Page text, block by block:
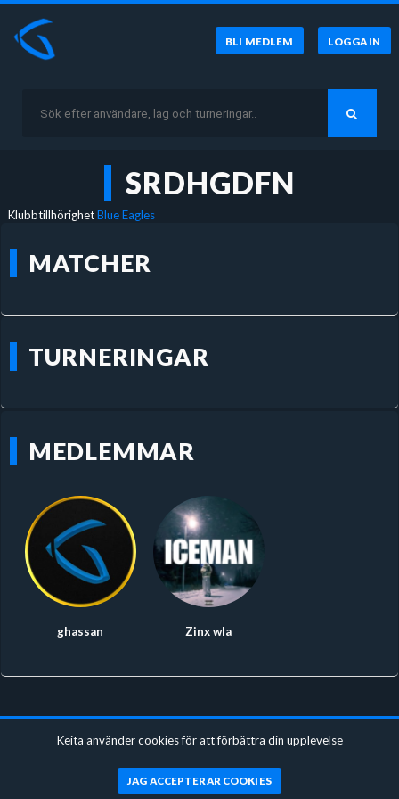
BLI MEDLEM LOGGA IN
SRDHGDFN
KlubbtillhörighetBlue Eagles
MATCHER
TURNERINGAR
MEDLEMMAR
ghassan Zinx wla
Keita använder cookies för att förbättra din upplevelse
JAG ACCEPTERAR COOKIES